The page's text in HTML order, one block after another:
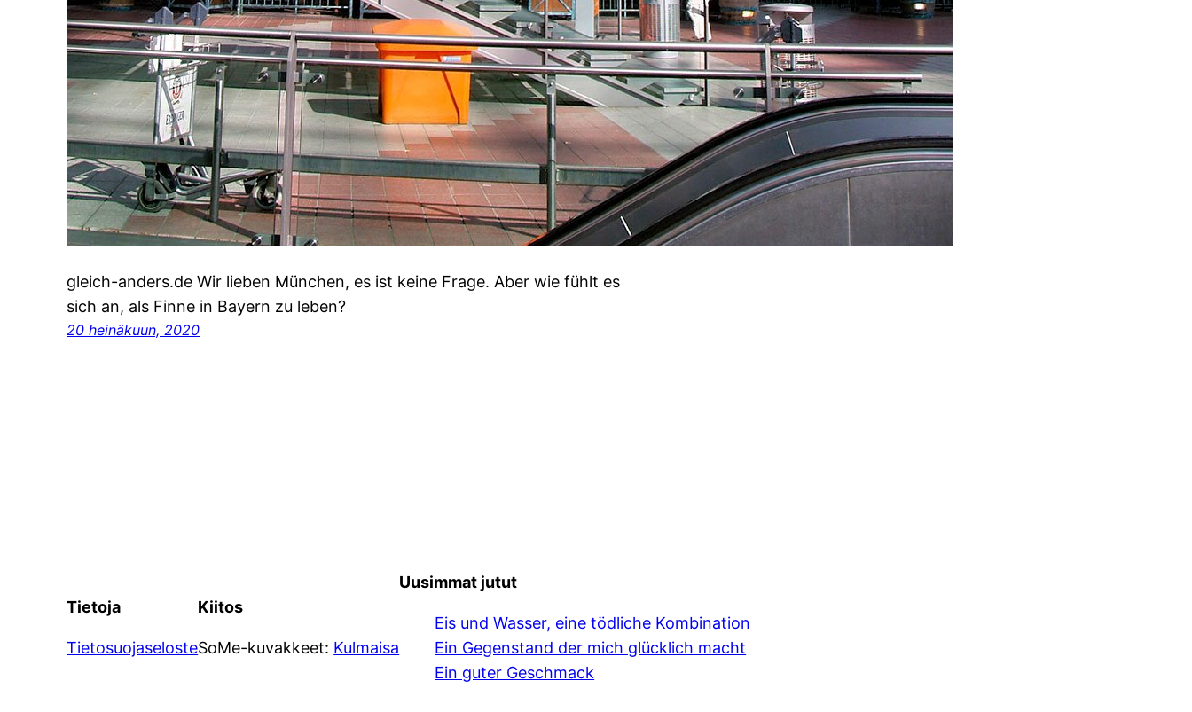
gleich-anders.de Wir lieben München, es ist keine Frage. Aber wie fühlt es
sich an, als Finne in Bayern zu leben?
20 heinäkuun, 2020
Tietoja
Tietosuojaseloste
Kiitos
SoMe-kuvakkeet: Kulmaisa
Uusimmat jutut
Eis und Wasser, eine tödliche Kombination
Ein Gegenstand der mich glücklich macht
Ein guter Geschmack